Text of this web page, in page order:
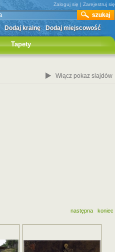
Zaloguj się | Zarejestruj się
Dodaj krainę Dodaj miejscowość
Tapety
Włącz pokaz slajdów
następna koniec